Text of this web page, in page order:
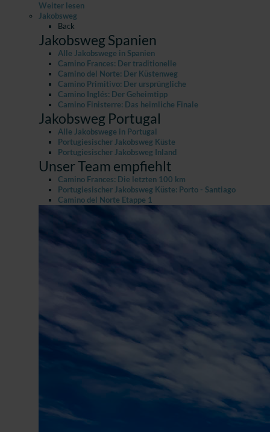
Weiter lesen
Jakobsweg
Back
Jakobsweg Spanien
Alle Jakobswege in Spanien
Camino Frances: Der traditionelle
Camino del Norte: Der Küstenweg
Camino Primitivo: Der ursprüngliche
Camino Inglés: Der Geheimtipp
Camino Finisterre: Das heimliche Finale
Jakobsweg Portugal
Alle Jakobswege in Portugal
Portugiesischer Jakobsweg Küste
Portugiesischer Jakobsweg Inland
Unser Team empfiehlt
Camino Frances: Die letzten 100 km
Portugiesischer Jakobsweg Küste: Porto - Santiago
Camino del Norte Etappe 1